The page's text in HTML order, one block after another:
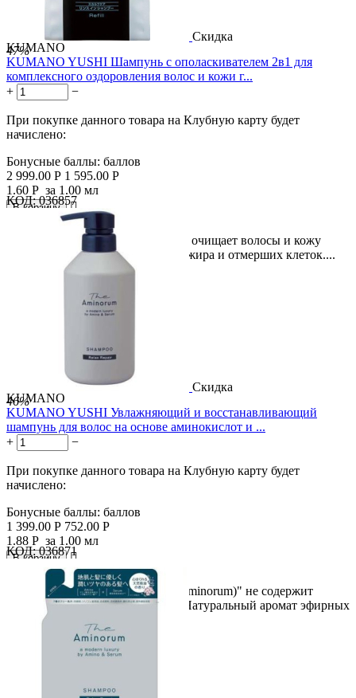
Скидка
47%
KUMANO
KUMANO YUSHI Шампунь с ополаскивателем 2в1 для
комплексного оздоровления волос и кожи г...
+
−
При покупке данного товара на Клубную карту будет
начислено:
Бонусные баллы: баллов
2 999.00 Р 1 595.00 Р
1.60 Р за 1.00 мл
В корзину

Описание: Шампунь для мужчин очищает волосы и кожу
головы от загрязнений, кожного жира и отмерших клеток....
КОД: 036857
Скидка
46%
KUMANO
KUMANO YUSHI Увлажняющий и восстанавливающий
шампунь для волос на основе аминокислот и ...
+
−
При покупке данного товара на Клубную карту будет
начислено:
Бонусные баллы: баллов
1 399.00 Р 752.00 Р
1.88 Р за 1.00 мл
В корзину

● Шампунь "The Aminorum (Di Aminorum)" не содержит
аминокислот и консервантов. ● Натуральный аромат эфирных
масел...
КОД: 036871